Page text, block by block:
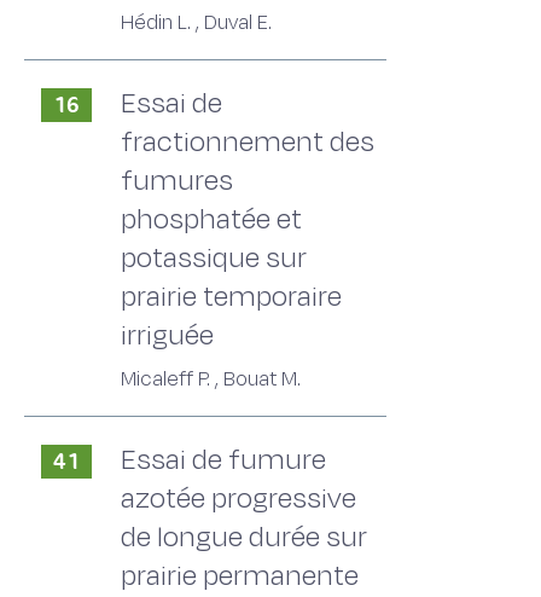
Hédin L. , Duval E.
16
Essai de
fractionnement des
fumures
phosphatée et
potassique sur
prairie temporaire
irriguée
Micaleff P. , Bouat M.
41
Essai de fumure
azotée progressive
de longue durée sur
prairie permanente